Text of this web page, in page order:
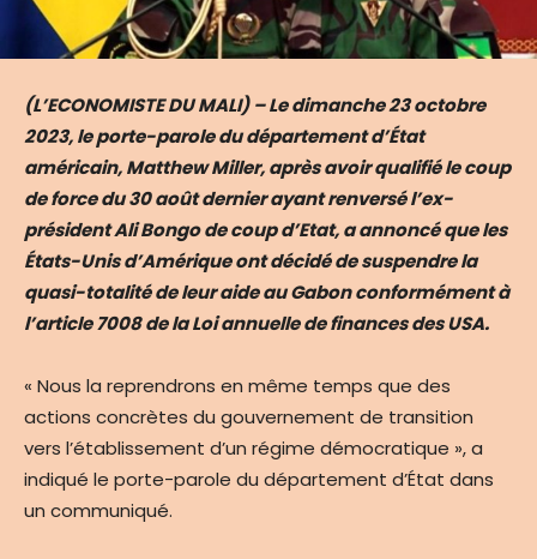
(L’ECONOMISTE DU MALI) – Le dimanche 23 octobre
2023, le porte-parole du département d’État
américain, Matthew Miller, après avoir qualifié le coup
de force du 30 août dernier ayant renversé l’ex-
président Ali Bongo de coup d’Etat, a annoncé que les
États-Unis d’Amérique ont décidé de suspendre la
quasi-totalité de leur aide au Gabon conformément à
l’article 7008 de la Loi annuelle de finances des USA.
« Nous la reprendrons en même temps que des
actions concrètes du gouvernement de transition
vers l’établissement d’un régime démocratique », a
indiqué le porte-parole du département d’État dans
un communiqué.